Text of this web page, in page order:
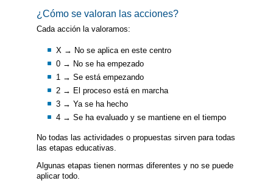
¿Cómo se valoran las acciones?
Cada acción la valoramos:
X → No se aplica en este centro
0 → No se ha empezado
1 → Se está empezando
2 → El proceso está en marcha
3 → Ya se ha hecho
4 → Se ha evaluado y se mantiene en el tiempo
No todas las actividades o propuestas sirven para todas
las etapas educativas.
Algunas etapas tienen normas diferentes y no se puede
aplicar todo.